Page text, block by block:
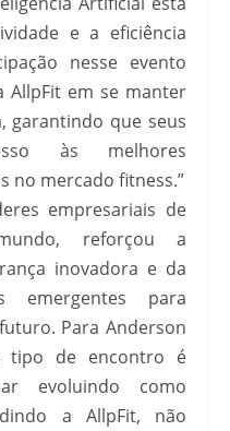
e a eficiência
nesse evento
AllpFit em se manter
garantindo que seus
às melhores
no mercado fitness.”
empresariais de
reforçou a
inovadora e da
emergentes para
Para Anderson
tipo de encontro é
evoluindo como
a AllpFit, não